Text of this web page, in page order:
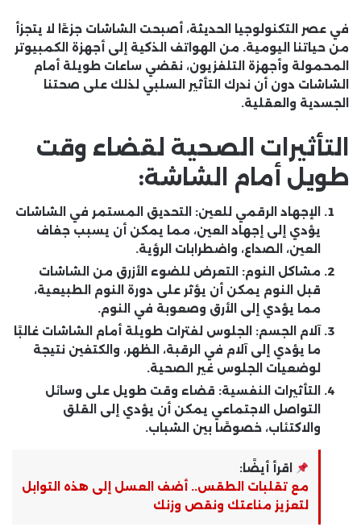
في عصر التكنولوجيا الحديثة، أصبحت الشاشات جزءًا لا يتجزأ
من حياتنا اليومية. من الهواتف الذكية إلى أجهزة الكمبيوتر
المحمولة وأجهزة التلفزيون، نقضي ساعات طويلة أمام
الشاشات دون أن ندرك التأثير السلبي لذلك على صحتنا
الجسدية والعقلية.
التأثيرات الصحية لقضاء وقت
طويل أمام الشاشة:
الإجهاد الرقمي للعين: التحديق المستمر في الشاشات
يؤدي إلى إجهاد العين، مما يمكن أن يسبب جفاف
العين، الصداع، واضطرابات الرؤية.
مشاكل النوم: التعرض للضوء الأزرق من الشاشات
قبل النوم يمكن أن يؤثر على دورة النوم الطبيعية،
مما يؤدي إلى الأرق وصعوبة في النوم.
آلام الجسم: الجلوس لفترات طويلة أمام الشاشات غالبًا
ما يؤدي إلى آلام في الرقبة، الظهر، والكتفين نتيجة
لوضعيات الجلوس غير الصحية.
التأثيرات النفسية: قضاء وقت طويل على وسائل
التواصل الاجتماعي يمكن أن يؤدي إلى القلق
والاكتئاب، خصوصًا بين الشباب.
اقرأ أيضًا:
مع تقلبات الطقس.. أضف العسل إلى هذه التوابل
لتعزيز مناعتك ونقص وزنك